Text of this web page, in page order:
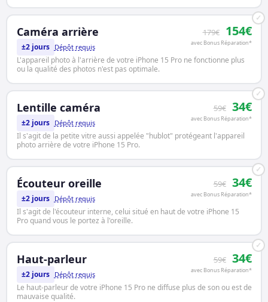
✓
Caméra arrière 179€ 154€
avec Bonus Réparation*
±2 jours Dépôt requis
L'appareil photo à l'arrière de votre iPhone 15 Pro ne fonctionne plus
ou la qualité des photos n'est pas optimale.
✓
Lentille caméra 59€ 34€
avec Bonus Réparation*
±2 jours Dépôt requis
Il s'agit de la petite vitre aussi appelée "hublot" protégeant l'appareil
photo arrière de votre iPhone 15 Pro.
✓
Écouteur oreille 59€ 34€
avec Bonus Réparation*
±2 jours Dépôt requis
Il s'agit de l'écouteur interne, celui situé en haut de votre iPhone 15
Pro quand vous le portez à l'oreille.
✓
Haut-parleur 59€ 34€
avec Bonus Réparation*
±2 jours Dépôt requis
Le haut-parleur de votre iPhone 15 Pro ne diffuse plus de son ou est de
mauvaise qualité.